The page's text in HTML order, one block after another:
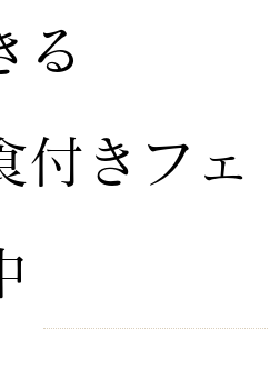
る
付きフェ